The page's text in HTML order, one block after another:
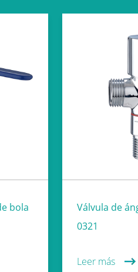
bola
Válvula de
0321
Leer más